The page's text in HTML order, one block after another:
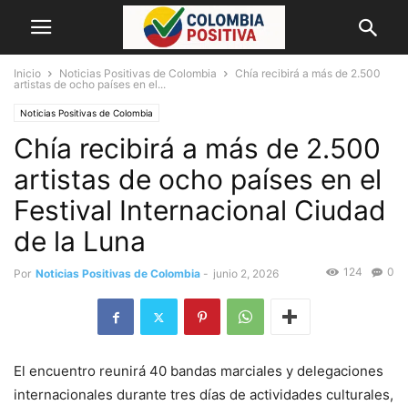
Inicio Noticias Positivas de Colombia
Chía recibirá a más de 2.500
artistas de ocho países en el...
Noticias Positivas de Colombia
Chía recibirá a más de 2.500
artistas de ocho países en el
Festival Internacional Ciudad
de la Luna
Por Noticias Positivas de Colombia - junio 2, 2026 0
124
El encuentro reunirá 40 bandas marciales y delegaciones
internacionales durante tres días de actividades culturales,